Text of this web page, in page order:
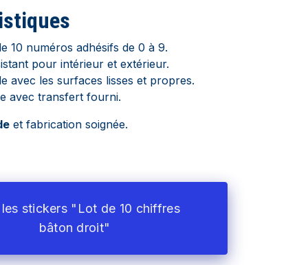
10 numéros adhésifs de 0 à 9.
pour intérieur et extérieur.
avec les surfaces lisses et propres.
avec transfert fourni.
et fabrication soignée.
les stickers "Lot de 10 chiffres
bâton droit"